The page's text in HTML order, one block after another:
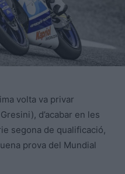
volta va privar
d’acabar en les
segona de qualificació,
prova del Mundial